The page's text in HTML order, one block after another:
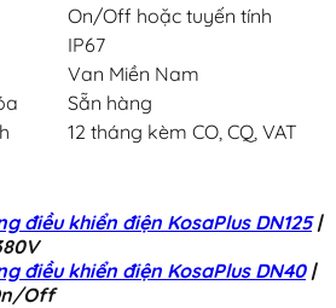
On/Off hoặc tuyến tính
IP67
Van Miền Nam
Sẵn hàng
12 tháng kèm CO, CQ, VAT
điều khiển điện KosaPlus DN125|
điều khiển điện KosaPlus DN40|
Off